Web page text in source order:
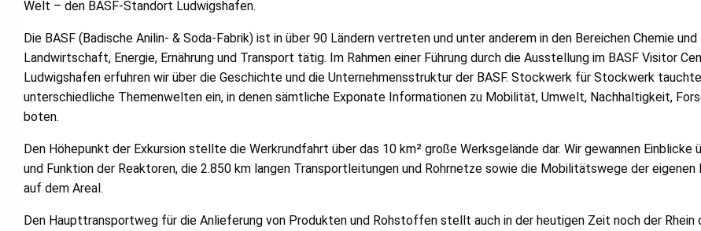
Welt – den BASF-Standort Ludwigshafen.
Die BASF (Badische Anilin- & Soda-Fabrik) ist in über 90 Ländern vertreten und unter anderem in den Bereichen Chemie
Landwirtschaft, Energie, Ernährung und Transport tätig. Im Rahmen einer Führung durch die Ausstellung im BASF Visitor
Ludwigshafen erfuhren wir über die Geschichte und die Unternehmensstruktur der BASF. Stockwerk für Stockwerk
unterschiedliche Themenwelten ein, in denen sämtliche Exponate Informationen zu Mobilität, Umwelt, Nachhaltigkeit,
boten.
Den Höhepunkt der Exkursion stellte die Werkrundfahrt über das 10 km² große Werksgelände dar. Wir gewannen Einblicke
und Funktion der Reaktoren, die 2.850 km langen Transportleitungen und Rohrnetze sowie die Mobilitätswege der
auf dem Areal.
Den Haupttransportweg für die Anlieferung von Produkten und Rohstoffen stellt auch in der heutigen Zeit noch der Rhein